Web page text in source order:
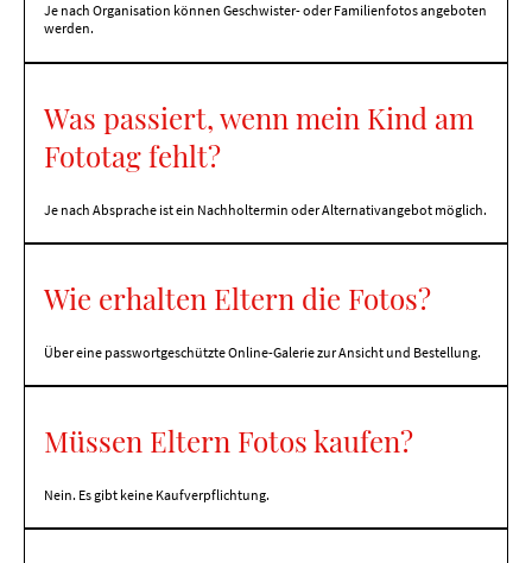
Je nach Organisation können Geschwister- oder Familienfotos angeboten
werden.
Was passiert, wenn mein Kind am
Fototag fehlt?
Je nach Absprache ist ein Nachholtermin oder Alternativangebot möglich.
Wie erhalten Eltern die Fotos?
Über eine passwortgeschützte Online-Galerie zur Ansicht und Bestellung.
Müssen Eltern Fotos kaufen?
Nein. Es gibt keine Kaufverpflichtung.